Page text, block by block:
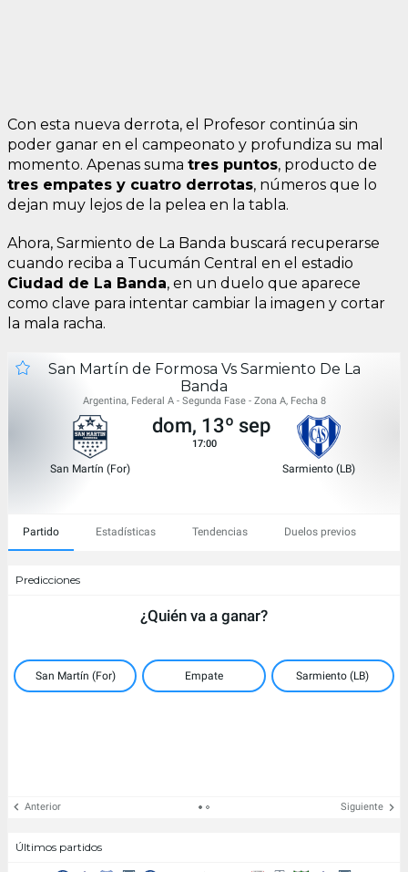
Con esta nueva derrota, el Profesor continúa sin
poder ganar en el campeonato y profundiza su mal
momento. Apenas suma tres puntos, producto de
tres empates y cuatro derrotas, números que lo
dejan muy lejos de la pelea en la tabla.
Ahora, Sarmiento de La Banda buscará recuperarse
cuando reciba a Tucumán Central en el estadio
Ciudad de La Banda, en un duelo que aparece
como clave para intentar cambiar la imagen y cortar
la mala racha.
San Martín de Formosa Vs Sarmiento De La
Banda
Argentina, Federal A - Segunda Fase - Zona A, Fecha 8
San Martín (For)
dom, 13º sep
17:00
Sarmiento (LB)
Partido Estadísticas Tendencias Duelos previos
Predicciones
¿Quién va a ganar?
San Martín (For) Empate Sarmiento (LB)
Anterior Siguiente
Últimos partidos